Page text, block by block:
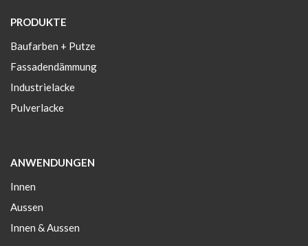
PRODUKTE
Baufarben + Putze
Fassadendämmung
Industrielacke
Pulverlacke
ANWENDUNGEN
Innen
Aussen
Innen & Aussen